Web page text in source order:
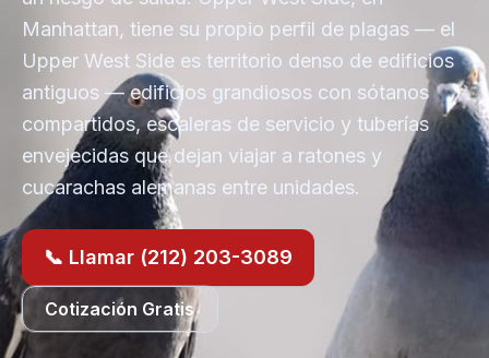
Manhattan, tiene su propio perfil de plagas — el
Upper West Side es territorio denso de edificios
antiguos — edificios grandiosos con sótanos
compartidos, escaleras de servicio y tuberías
envejecidas que dejan viajar a ratones y
cucarachas alemanas entre unidades.
📞 Llamar (212) 203-3089
Cotización Gratis